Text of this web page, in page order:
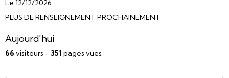
Le 12/12/2026
PLUS DE RENSEIGNEMENT PROCHAINEMENT
Aujourd'hui
66 visiteurs - 351 pages vues